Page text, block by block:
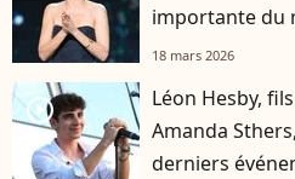
importante du
18 mars 2026
player2
Léon Hesby,
Amanda
derniers